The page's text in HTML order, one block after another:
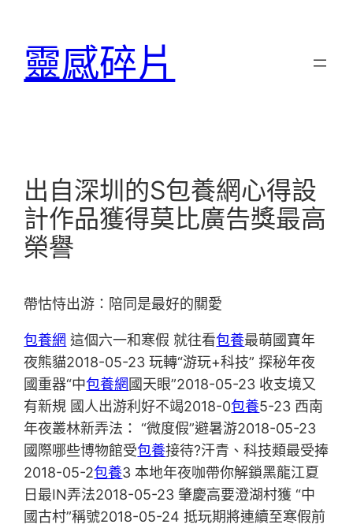
靈感碎片
出自深圳的S包養網心得設
計作品獲得莫比廣告獎最高
榮譽
帶怙恃出游：陪同是最好的關愛
包養網 這個六一和寒假 就往看包養最萌國寶年
夜熊貓2018-05-23 玩轉“游玩+科技” 探秘年夜
國重器“中包養網 國天眼”2018-05-23 收支境又
有新規 國人出游利好不竭2018-0包養5-23 西南
年夜叢林新弄法： “微度假”避暑游2018-05-23
國際哪些博物館受包養接待?汗青、科技類最受捧
2018-05-2包養3 本地年夜咖帶你解鎖黑龍江夏
日最IN弄法2018-05-23 肇慶高要澄湖村獲 “中
國古村”稱號2018-05-24 抵玩期將連續至寒假前